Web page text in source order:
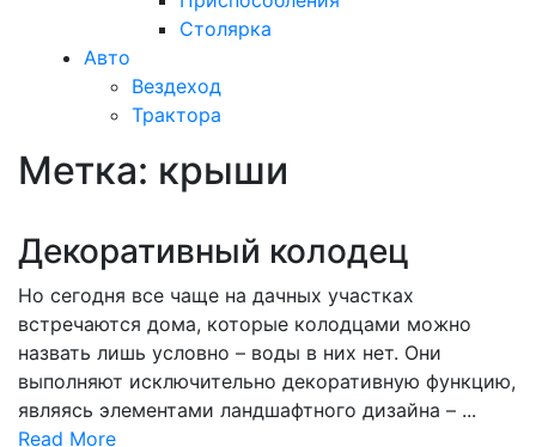
Столярка
Авто
Вездеход
Трактора
Закрыть
меню
Метка: крыши
Декоративный колодец
Но сегодня все чаще на дачных участках
встречаются дома, которые колодцами можно
назвать лишь условно – воды в них нет. Они
выполняют исключительно декоративную функцию,
являясь элементами ландшафтного дизайна – ...
Read MoreRead